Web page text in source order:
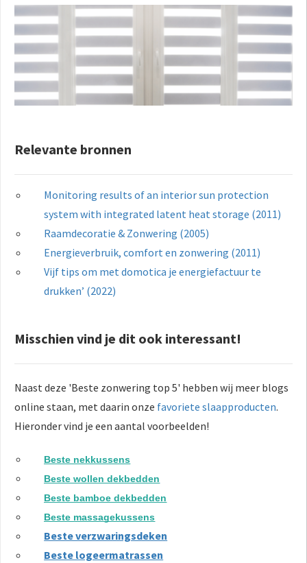
Relevante bronnen
Monitoring results of an interior sun protection
system with integrated latent heat storage (2011)
Raamdecoratie & Zonwering (2005)
Energieverbruik, comfort en zonwering (2011)
Vijf tips om met domotica je energiefactuur te
drukken’ (2022)
Misschien vind je dit ook interessant!
Naast deze 'Beste zonwering top 5' hebben wij meer blogs
online staan, met daarin onze favoriete slaapproducten.
Hieronder vind je een aantal voorbeelden!
Beste nekkussens
Beste wollen dekbedden
Beste bamboe dekbedden
Beste massagekussens
Beste verzwaringsdeken
Beste logeermatrassen